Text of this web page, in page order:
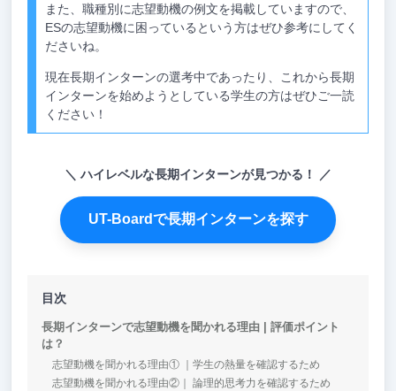
また、職種別に志望動機の例文を掲載していますので、
ESの志望動機に困っているという方はぜひ参考にしてく
ださいね。
現在長期インターンの選考中であったり、これから長期
インターンを始めようとしている学生の方はぜひご一読
ください！
ハイレベルな長期インターンが見つかる！
UT-Boardで長期インターンを探す
目次
長期インターンで志望動機を聞かれる理由 | 評価ポイント
は？
志望動機を聞かれる理由① ｜学生の熱量を確認するため
志望動機を聞かれる理由②｜ 論理的思考力を確認するため